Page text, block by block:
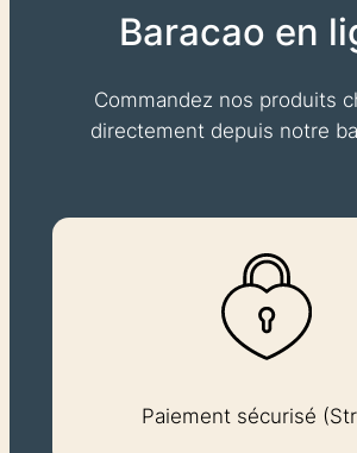
Baracao en
Commandez nos produits
directement depuis notre
Paiement sécurisé